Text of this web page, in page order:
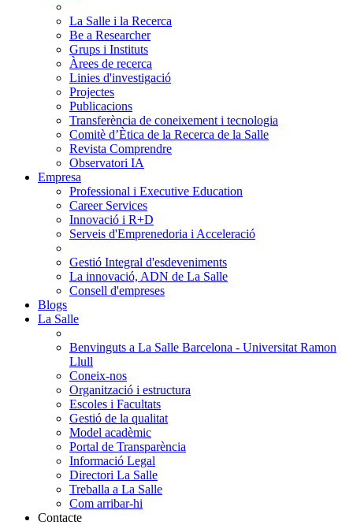
La Salle i la Recerca
Be a Researcher
Grups i Instituts
Àrees de recerca
Linies d'investigació
Projectes
Publicacions
Transferència de coneixement i tecnologia
Comitè d’Ètica de la Recerca de la Salle
Revista Comprendre
Observatori IA
Empresa
Professional i Executive Education
Career Services
Innovació i R+D
Serveis d'Emprenedoria i Acceleració
Gestió Integral d'esdeveniments
La innovació, ADN de La Salle
Consell d'empreses
Blogs
La Salle
Benvinguts a La Salle Barcelona - Universitat Ramon
Llull
Coneix-nos
Organització i estructura
Escoles i Facultats
Gestió de la qualitat
Model acadèmic
Portal de Transparència
Informació Legal
Directori La Salle
Treballa a La Salle
Com arribar-hi
Contacte